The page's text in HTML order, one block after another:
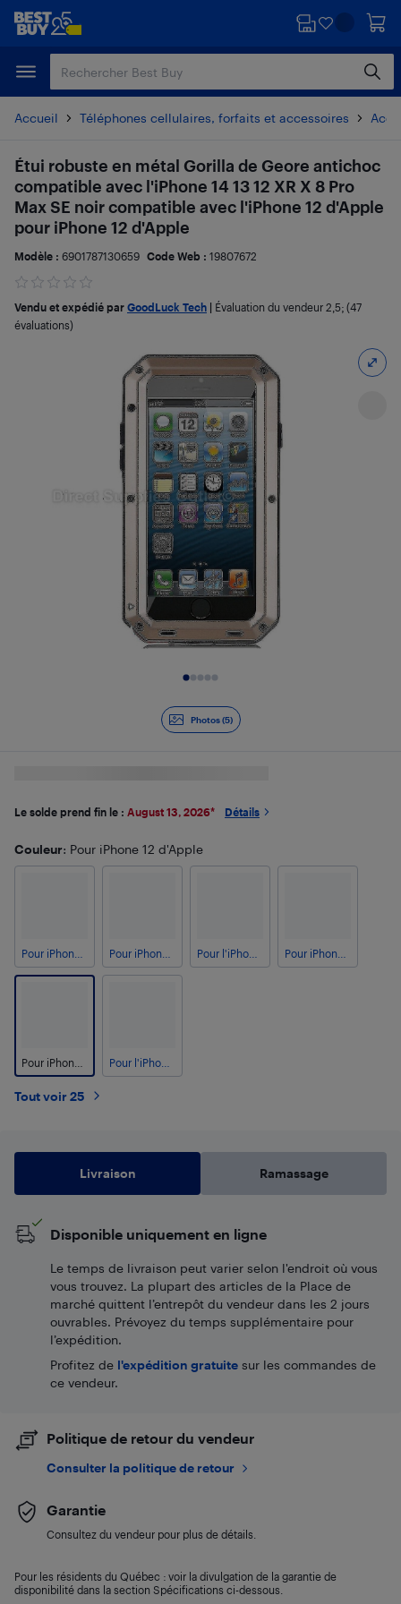
Passer
principal
Passer
Accueil Téléphones cellulaires, forfaits et accessoires
Photos (5)
Étui robuste en métal Gorilla de Geore antichoc
compatible avec l'iPhone 14 13 12 XR X 8 Pro
Max SE noir compatible avec l'iPhone 12 d'Apple
pour iPhone 12 d'Apple
Modèle : 6901787130659 Code Web : 19807672
Vendu et expédié par GoodLuck Tech Évaluation du vendeur 2,5; (47
évaluations)
Le solde prend fin le : August 13, 2026* Détails
Couleur: Pour iPhone 12 d'Apple
Tout voir 25
Livraison Ramassage
Disponible uniquement en ligne
Le temps de livraison peut varier selon l'endroit où vous
vous trouvez. La plupart des articles de la Place de
marché quittent l’entrepôt du vendeur dans les 2 jours
ouvrables. Prévoyez du temps supplémentaire pour
l’expédition.
Profitez de l'expédition gratuite sur les commandes de
ce vendeur.
Politique de retour du vendeur
Consulter la politique de retour
Garantie
Consultez du vendeur pour plus de détails.
Pour les résidents du Québec : voir la divulgation de la garantie de
disponibilité dans la section Spécifications ci-dessous.